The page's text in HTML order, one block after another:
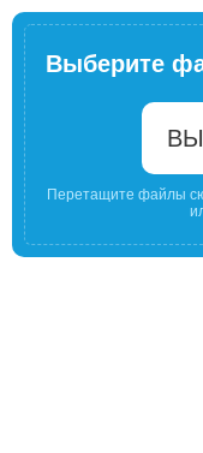
Выберите
Перетащите файлы